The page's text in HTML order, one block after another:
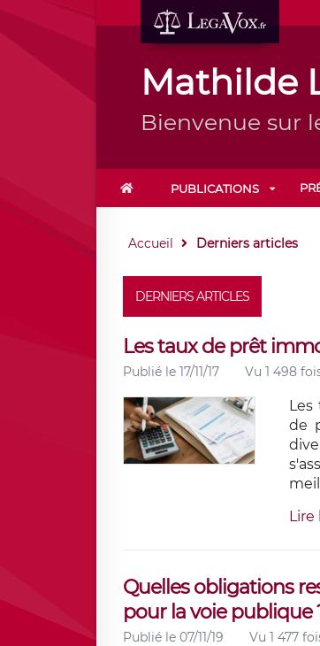
Mathilde
Bienvenue sur
PUBLICATIONS
Accueil Derniers articles
DERNIERS ARTICLES
Les taux de prêt
Publié le 17/11/17 Vu 1 498
de
Lire
Quelles obligations
pour la voie publique
Publié le 07/11/19 Vu 1 477